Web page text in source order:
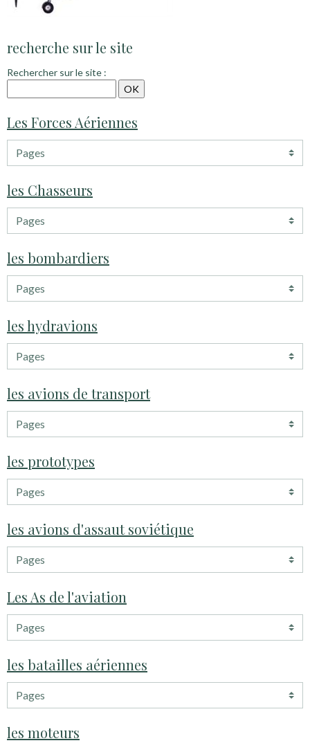
recherche sur le site
Rechercher sur le site :
Les Forces Aériennes
les Chasseurs
les bombardiers
les hydravions
les avions de transport
les prototypes
les avions d'assaut soviétique
Les As de l'aviation
les batailles aériennes
les moteurs